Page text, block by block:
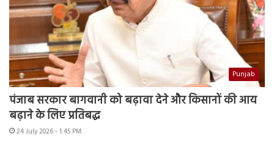
Punjab
पंजाब सरकार बागवानी को बढ़ावा देने और किसानों की आय
बढ़ाने के लिए प्रतिबद्ध
24 July 2026 - 1:45 PM